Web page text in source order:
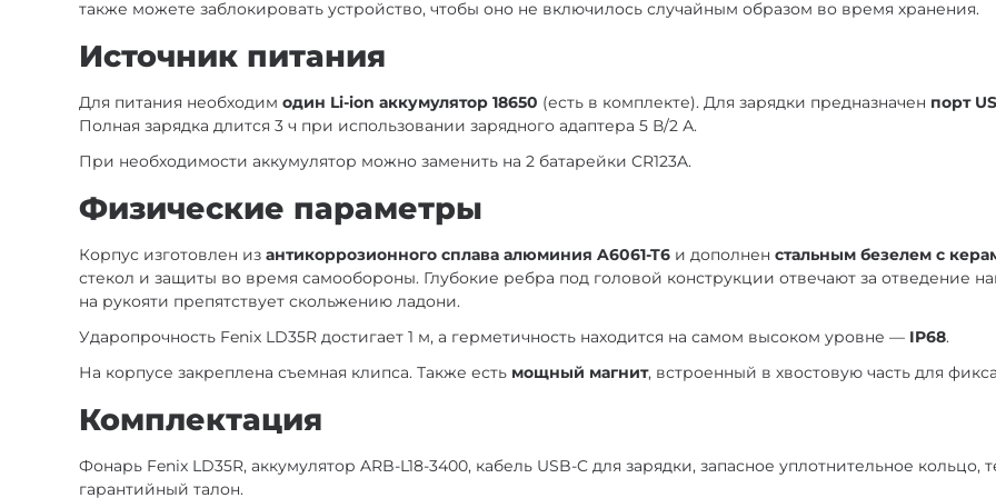
также можете заблокировать устройство, чтобы оно не включилось случайным образом во время хранения.
Источник питания
Для питания необходимодин Li-ion аккумулятор 18650 (есть в комплекте). Для зарядки предназначен порт
Полная зарядка длится 3 ч при использовании зарядного адаптера 5 В/2 А.
При необходимости аккумулятор можно заменить на 2 батарейки CR123A.
Физические параметры
Корпус изготовлен изантикоррозионного сплава алюминия A6061-T6 и дополненстальным безелем с
стекол и защиты во время самообороны. Глубокие ребра под головой конструкции отвечают за отведение
на рукояти препятствует скольжению ладони.
Ударопрочность Fenix LD35R достигает 1 м, а герметичность находится на самом высоком уровне — IP68.
На корпусе закреплена съемная клипса. Также есть мощный магнит, встроенный в хвостовую часть для
Комплектация
Фонарь Fenix LD35R, аккумулятор ARB-L18-3400, кабель USB-C для зарядки, запасное уплотнительное кольцо,
гарантийный талон.